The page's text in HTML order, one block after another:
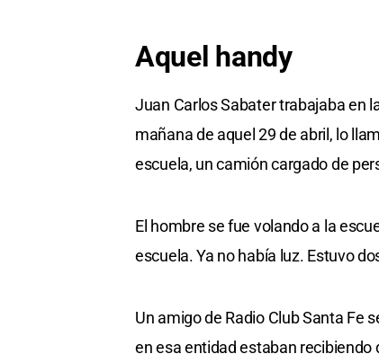
Aquel handy
Juan Carlos Sabater trabajaba en
mañana de aquel 29 de abril, lo
escuela, un camión cargado de
El hombre se fue volando a la
escuela. Ya no había luz. Estuvo
Un amigo de Radio Club Santa Fe
en esa entidad estaban recibiendo